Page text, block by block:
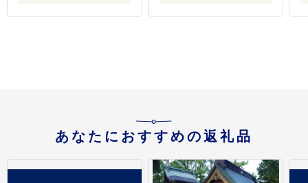
メ 八雲町 北海道 】 ※
あなたにおすすめの返礼品